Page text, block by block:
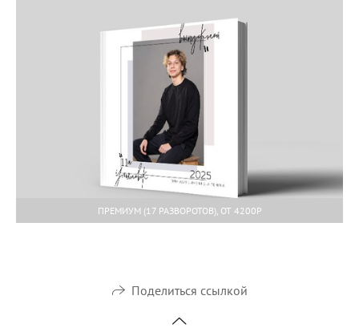
ПРЕМИУМ (17 РАЗВОРОТОВ), ОТ 4200Р
Поделиться ссылкой